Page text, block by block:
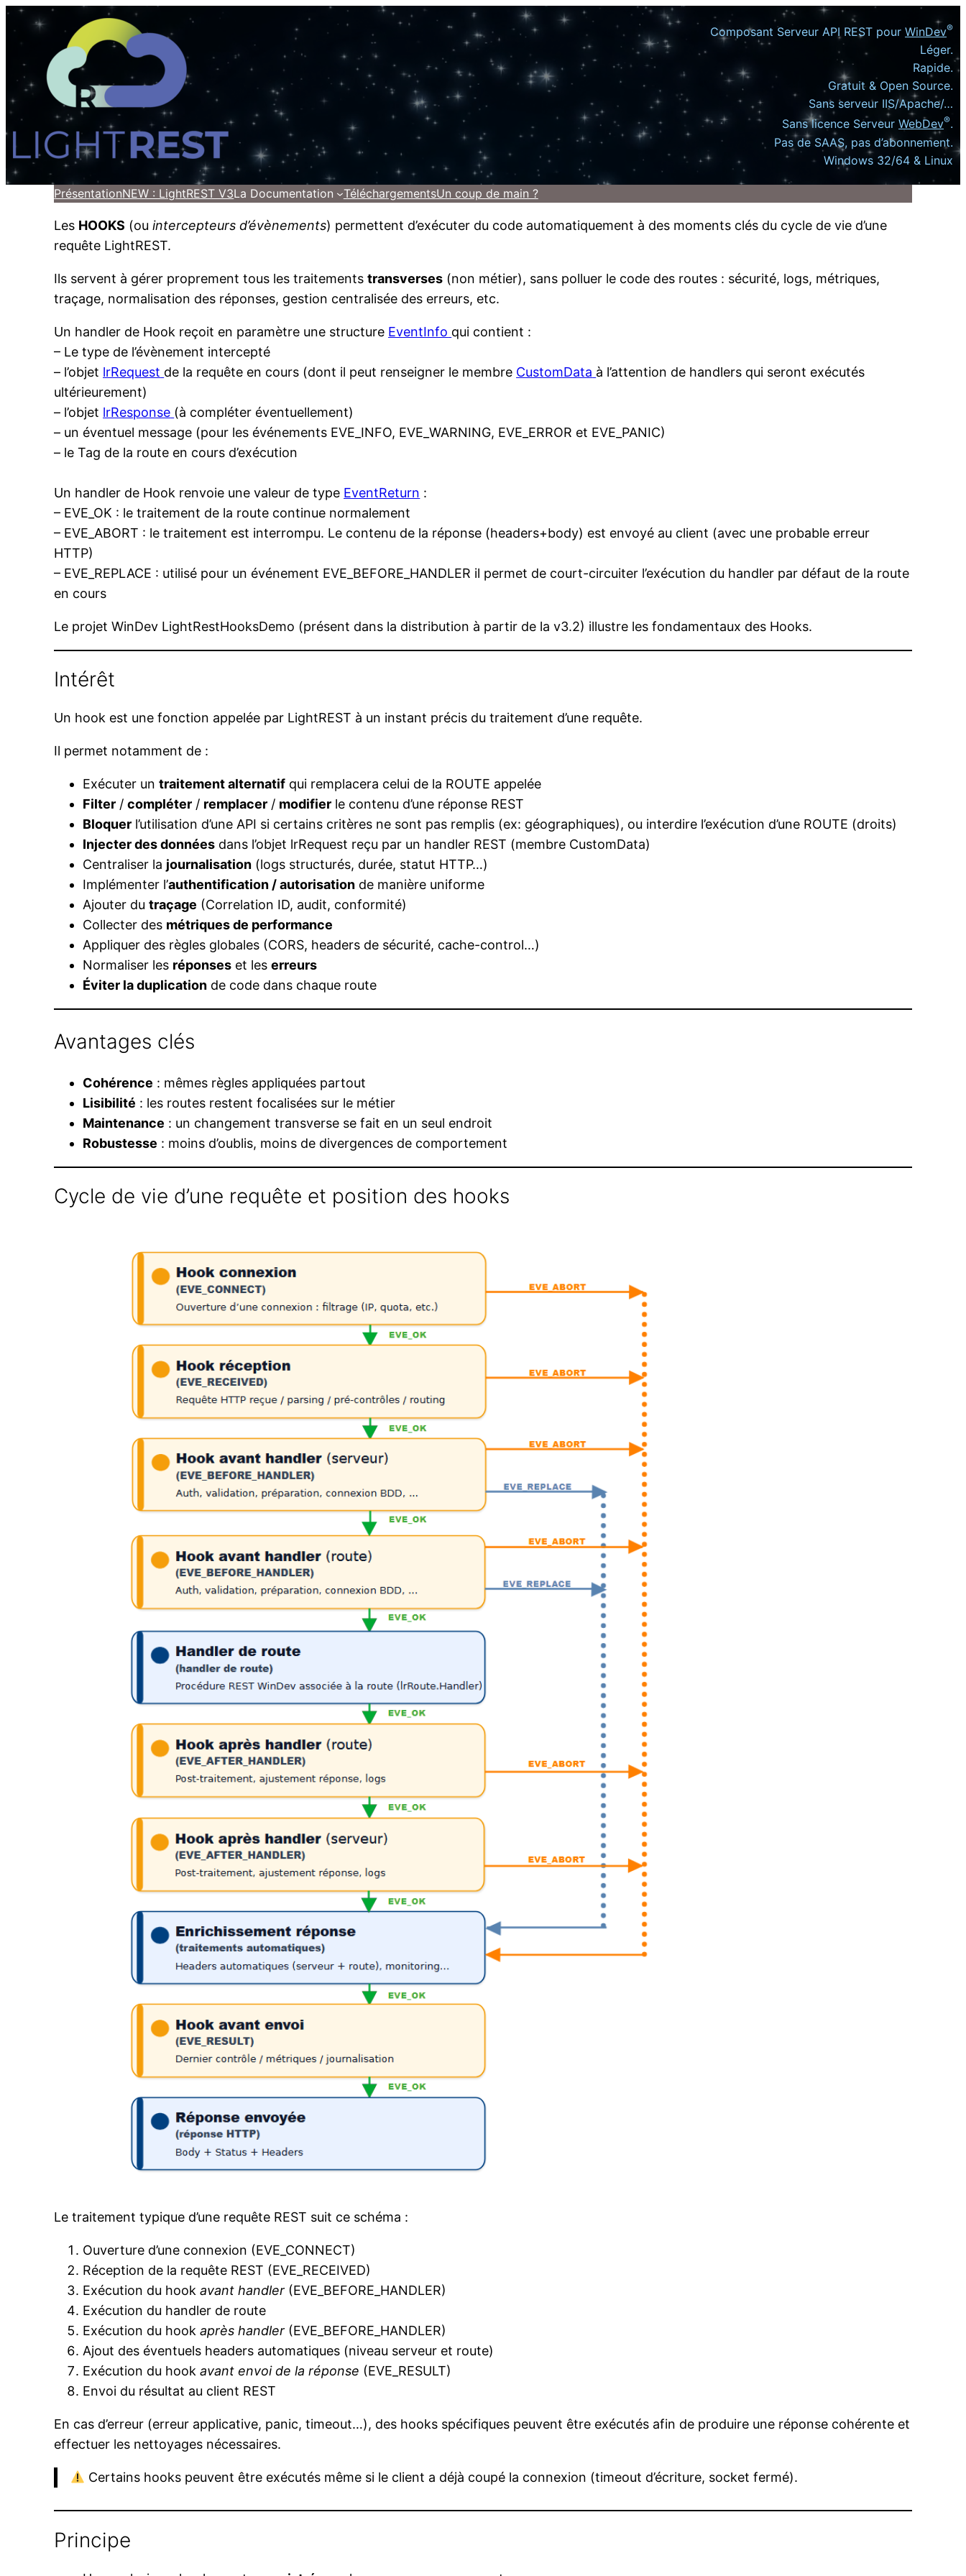
Composant Serveur API REST pour WinDev®
Léger.
Rapide.
Gratuit & Open Source.
Sans serveur IIS/Apache/…
Sans licence Serveur WebDev®.
Pas de SAAS, pas d’abonnement.
Windows 32/64 & Linux
PrésentationNEW : LightREST V3La Documentation TéléchargementsUn coup de main ?
Les HOOKS (ouintercepteurs d’évènements) permettent d’exécuter du code automatiquement à des moments clés du cycle de vie d’une
requête LightREST.
Ils servent à gérer proprement tous les traitementstransverses (non métier), sans polluer le code des routes : sécurité, logs, métriques,
traçage, normalisation des réponses, gestion centralisée des erreurs, etc.
Un handler de Hook reçoit en paramètre une structure EventInfo qui contient :
– Le type de l’évènement intercepté
– l’objet lrRequest de la requête en cours (dont il peut renseigner le membre CustomData à l’attention de handlers qui seront exécutés
ultérieurement)
– l’objet lrResponse (à compléter éventuellement)
– un éventuel message (pour les événements EVE_INFO, EVE_WARNING, EVE_ERROR et EVE_PANIC)
– le Tag de la route en cours d’exécution
Un handler de Hook renvoie une valeur de type EventReturn :
– EVE_OK : le traitement de la route continue normalement
– EVE_ABORT : le traitement est interrompu. Le contenu de la réponse (headers+body) est envoyé au client (avec une probable erreur
HTTP)
– EVE_REPLACE : utilisé pour un événement EVE_BEFORE_HANDLER il permet de court-circuiter l’exécution du handler par défaut de la route
en cours
Le projet WinDev LightRestHooksDemo (présent dans la distribution à partir de la v3.2) illustre les fondamentaux des Hooks.
Intérêt
Un hook est une fonction appelée par LightREST à un instant précis du traitement d’une requête.
Il permet notamment de :
Exécuter untraitement alternatif qui remplacera celui de la ROUTE appelée
Filter /compléter / remplacer / modifier le contenu d’une réponse REST
Bloquer l’utilisation d’une API si certains critères ne sont pas remplis (ex: géographiques), ou interdire l’exécution d’une ROUTE (droits)
Injecter des données dans l’objet lrRequest reçu par un handler REST (membre CustomData)
Centraliser la journalisation (logs structurés, durée, statut HTTP…)
Implémenter l’authentification / autorisation de manière uniforme
Ajouter dutraçage (Correlation ID, audit, conformité)
Collecter des métriques de performance
Appliquer des règles globales (CORS, headers de sécurité, cache-control…)
Normaliser les réponses et leserreurs
Éviter la duplication de code dans chaque route
Avantages clés
Cohérence : mêmes règles appliquées partout
Lisibilité : les routes restent focalisées sur le métier
Maintenance : un changement transverse se fait en un seul endroit
Robustesse : moins d’oublis, moins de divergences de comportement
Cycle de vie d’une requête et position des hooks
Le traitement typique d’une requête REST suit ce schéma :
Ouverture d’une connexion (EVE_CONNECT)
Réception de la requête REST (EVE_RECEIVED)
Exécution du hookavant handler (EVE_BEFORE_HANDLER)
Exécution du handler de route
Exécution du hookaprès handler (EVE_BEFORE_HANDLER)
Ajout des éventuels headers automatiques (niveau serveur et route)
Exécution du hookavant envoi de la réponse (EVE_RESULT)
Envoi du résultat au client REST
En cas d’erreur (erreur applicative, panic, timeout…), des hooks spécifiques peuvent être exécutés afin de produire une réponse cohérente et
effectuer les nettoyages nécessaires.
Certains hooks peuvent être exécutés même si le client a déjà coupé la connexion (timeout d’écriture, socket fermé).
Principe